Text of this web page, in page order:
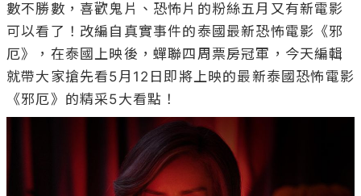
數不勝數，喜歡鬼片、恐怖片的粉絲五月又有新電影
可以看了！改編自真實事件的泰國最新恐怖電影《邪
厄》，在泰國上映後，蟬聯四周票房冠軍，今天編輯
就帶大家搶先看5月12日即將上映的最新泰國恐怖電影